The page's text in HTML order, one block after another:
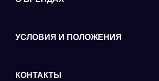
УСЛОВИЯ И ПОЛОЖЕНИЯ
КОНТАКТЫ